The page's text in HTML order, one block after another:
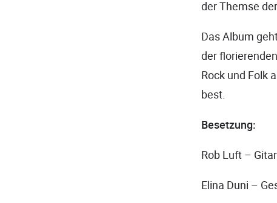
der Themse
Das Album
der
Rock und Folk
best.
Besetzung:
Rob Luft –
Elina Duni –